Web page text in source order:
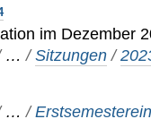
im Dezember
…/Sitzungen /
…/